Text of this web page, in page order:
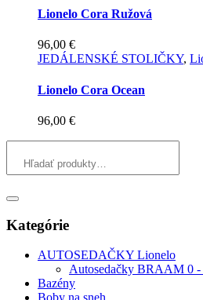
Lionelo Cora Ružová
96,00 €
JEDÁLENSKÉ STOLIČKY,
Lionelo Cora Ocean
96,00 €
Kategórie
AUTOSEDAČKY Lionelo
Autosedačky BRAAM 0 -
Bazény